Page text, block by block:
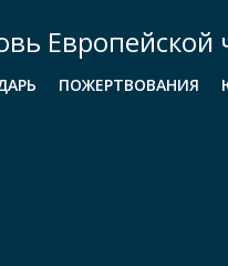
Европейской
ПОЖЕРТВОВАНИЯ